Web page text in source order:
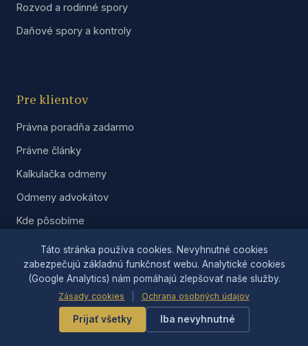
Rozvod a rodinné spory
Daňové spory a kontroly
Pre klientov
Právna poradňa zadarmo
Právne články
Kalkulačka odmeny
Odmeny advokátov
Kde pôsobíme
Vzory zmlúv
Online právna konzultácia
Časté otázky
Ostatné služby
Táto stránka používa cookies. Nevyhnutné cookies
zabezpečujú základnú funkčnosť webu. Analytické cookies
(Google Analytics) nám pomáhajú zlepšovať naše služby.
Zásady cookies Ochrana osobných údajov
Prijať všetky Iba nevyhnutné